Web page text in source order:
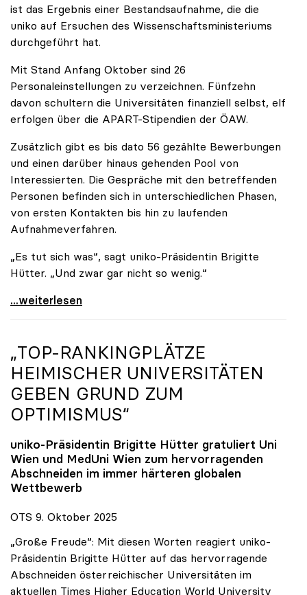
ist das Ergebnis einer Bestandsaufnahme, die die
uniko auf Ersuchen des Wissenschaftsministeriums
durchgeführt hat.
Mit Stand Anfang Oktober sind 26
Personaleinstellungen zu verzeichnen. Fünfzehn
davon schultern die Universitäten finanziell selbst, elf
erfolgen über die APART-Stipendien der ÖAW.
Zusätzlich gibt es bis dato 56 gezählte Bewerbungen
und einen darüber hinaus gehenden Pool von
Interessierten. Die Gespräche mit den betreffenden
Personen befinden sich in unterschiedlichen Phasen,
von ersten Kontakten bis hin zu laufenden
Aufnahmeverfahren.
„Es tut sich was“, sagt uniko-Präsidentin Brigitte
Hütter. „Und zwar gar nicht so wenig.“
Reges Interesse von US-Forscher:innen an
...weiterlesen
„TOP-RANKINGPLÄTZE
HEIMISCHER UNIVERSITÄTEN
GEBEN GRUND ZUM
OPTIMISMUS“
uniko-Präsidentin Brigitte Hütter gratuliert Uni
Wien und MedUni Wien zum hervorragenden
Abschneiden im immer härteren globalen
Wettbewerb
OTS 9. Oktober 2025
„Große Freude“: Mit diesen Worten reagiert uniko-
Präsidentin Brigitte Hütter auf das hervorragende
Abschneiden österreichischer Universitäten im
aktuellen Times Higher Education World University